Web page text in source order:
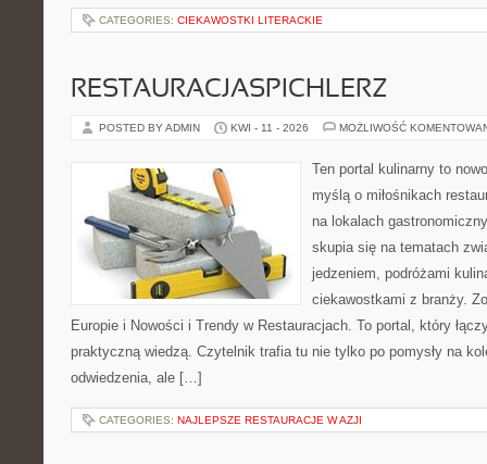
CATEGORIES: CIEKAWOSTKI LITERACKIE
RESTAURACJASPICHLERZ
POSTED BY ADMIN KWI - 11 - 2026 MOŻLIWOŚĆ
Ten portal kulinarny to
myślą o miłośnikach
na lokalach
skupia się na tematach
jedzeniem, podróżami
ciekawostkami z branży.
Europie i Nowości i Trendy w Restauracjach. To portal, który
praktyczną wiedzą. Czytelnik trafia tu nie tylko po pomysły na
odwiedzenia, ale […]
CATEGORIES: NAJLEPSZE RESTAURACJE W AZJI